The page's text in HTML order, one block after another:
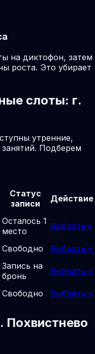
на диктофон, затем
роста. Это убирает
слоты: г.
утренние,
Подберем
Статус
записи
Действие
Осталось 1
место
Выбрать→
Свободно Выбрать→
Запись на
бронь
Выбрать→
Свободно Выбрать→
Похвистнево